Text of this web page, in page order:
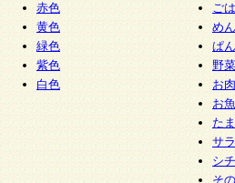
赤色
黄色
緑色
紫色
白色
ご
めん
ぱん
野
お
お
た
サ
シ
そ